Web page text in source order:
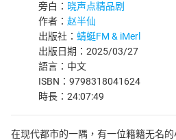
旁白： 晓声点精品剧
作者： 赵半仙
出版社： 蜻蜓FM & iMerl
出版日期：2025/03/27
語言：中文
ISBN：9798318041624
時長：24:07:49
在现代都市的一隅，有一位籍籍无名